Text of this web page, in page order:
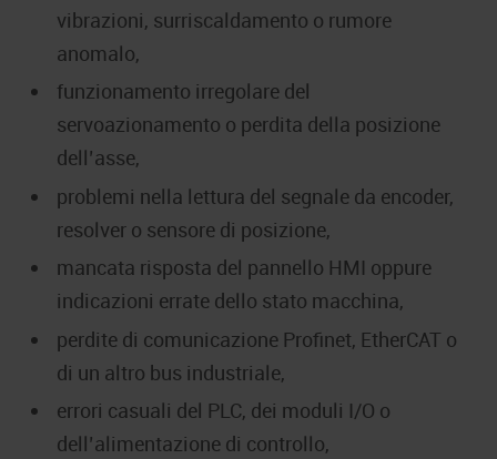
vibrazioni, surriscaldamento o rumore
anomalo,
funzionamento irregolare del
servoazionamento o perdita della posizione
dell’asse,
problemi nella lettura del segnale da encoder,
resolver o sensore di posizione,
mancata risposta del pannello HMI oppure
indicazioni errate dello stato macchina,
perdite di comunicazione Profinet, EtherCAT o
di un altro bus industriale,
errori casuali del PLC, dei moduli I/O o
dell’alimentazione di controllo,